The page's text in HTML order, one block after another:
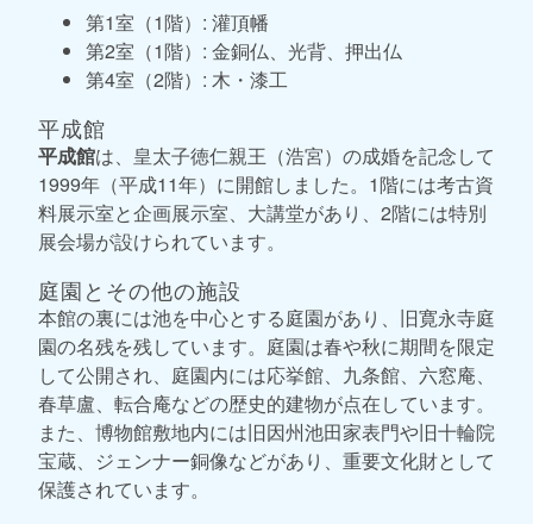
第1室（1階）: 灌頂幡
第2室（1階）: 金銅仏、光背、押出仏
第4室（2階）: 木・漆工
平成館
平成館は、皇太子徳仁親王（浩宮）の成婚を記念して
1999年（平成11年）に開館しました。1階には考古資
料展示室と企画展示室、大講堂があり、2階には特別
展会場が設けられています。
庭園とその他の施設
本館の裏には池を中心とする庭園があり、旧寛永寺庭
園の名残を残しています。庭園は春や秋に期間を限定
して公開され、庭園内には応挙館、九条館、六窓庵、
春草盧、転合庵などの歴史的建物が点在しています。
また、博物館敷地内には旧因州池田家表門や旧十輪院
宝蔵、ジェンナー銅像などがあり、重要文化財として
保護されています。